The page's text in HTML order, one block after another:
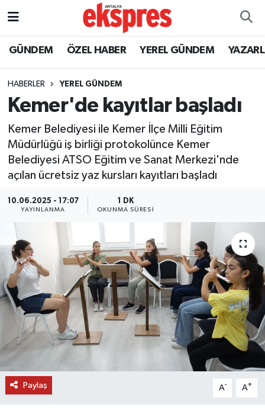
GÜNDEM ÖZEL HABER YEREL GÜNDEM
HABERLER YEREL GÜNDEM
Kemer'de kayıtlar başladı
Kemer Belediyesi ile Kemer İlçe Milli Eğitim
Müdürlüğü iş birliği protokolünce Kemer
Belediyesi ATSO Eğitim ve Sanat Merkezi'nde
açılan ücretsiz yaz kursları kayıtları başladı
10.06.2025 - 17:07
YAYINLANMA
1 DK
OKUNMA SÜRESI
Paylaş A- A+
ÖZEL HABER
YEREL GÜNDEM
EKONOMİ
KÜLTÜR - SANAT
SPOR
SAĞLIK
DÜNYA
EĞİTİM
TURİZM
RÖPORTAJ
Nöbetçi Eczaneler
Trafik Durumu
Süper Lig Puan Durumu ve Fikstür
Tüm Manşetler
Son Dakika Haberleri